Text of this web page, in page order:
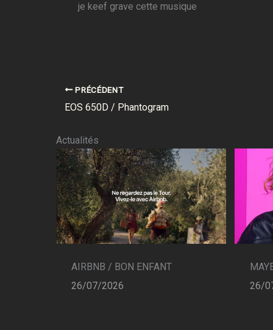
je keef grave cette musique
PRÉCÉDENT
EOS 650D / Phantogram
Actualités
AIRBNB / BON ENFANT
26/07/2026
26/